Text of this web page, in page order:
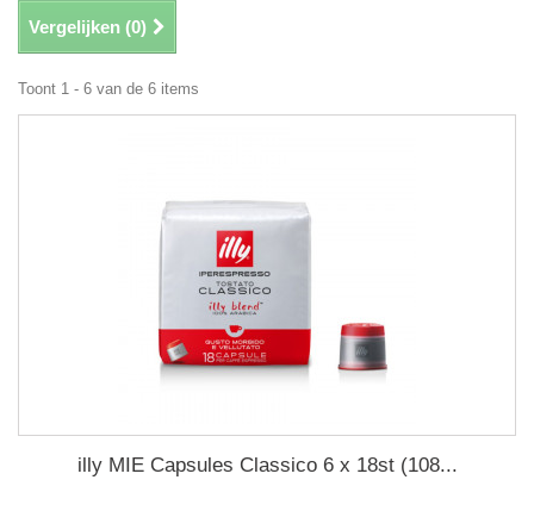
Vergelijken (0)
Toont 1 - 6 van de 6 items
illy MIE Capsules Classico 6 x 18st (108...